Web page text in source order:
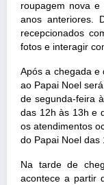
roupagem nova e
anos anteriores.
recepcionados
fotos e interagir
Após a chegada e
ao Papai Noel
desegunda-feira
das 12h às 13h e
os atendimentos
do Papai Noel das
Na tarde de
acontece a partir